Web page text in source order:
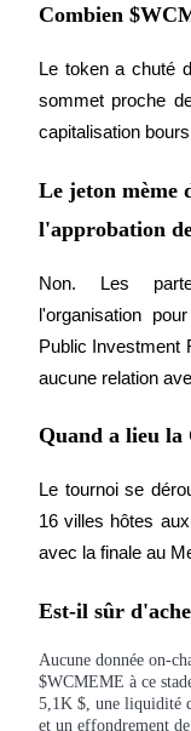
BTC Welcome
BTC Welcome
Deposit &
Deposit
Register &
Precious Metals
Trade Gold &
Combien
Le token a chuté
sommet proche
capitalisation
Le jeton mème
l'approbation
Non. Les
l'organisation
Public Investment
aucune relation
Quand a lieu la
Le tournoi se
16 villes hôtes
avec la finale au
Est-il sûr
Aucune donnée on-
$WCMEME à ce
5,1K $, une liquidité
et un effondrement